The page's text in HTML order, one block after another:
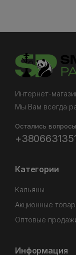
Интернет-
Мы Вам всегда
Остались
Категории
Кальяны
Акционные
Оптовые
Информация